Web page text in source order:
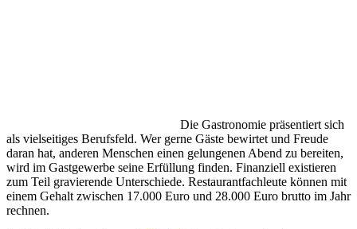
Die Gastronomie präsentiert sich
als vielseitiges Berufsfeld. Wer gerne Gäste bewirtet und Freude
daran hat, anderen Menschen einen gelungenen Abend zu bereiten,
wird im Gastgewerbe seine Erfüllung finden. Finanziell existieren
zum Teil gravierende Unterschiede. Restaurantfachleute können mit
einem Gehalt zwischen 17.000 Euro und 28.000 Euro brutto im Jahr
rechnen.